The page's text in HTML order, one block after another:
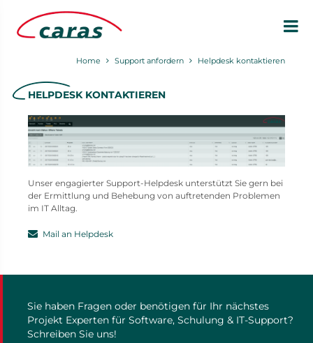
Home Support anfordern Helpdesk kontaktieren
HELPDESK KONTAKTIEREN
Unser engagierter Support-Helpdesk unterstützt Sie gern bei
der Ermittlung und Behebung von auftretenden Problemen
im IT Alltag.
Mail an Helpdesk
Sie haben Fragen oder benötigen für Ihr nächstes
Projekt Experten für Software, Schulung & IT-Support?
Schreiben Sie uns!